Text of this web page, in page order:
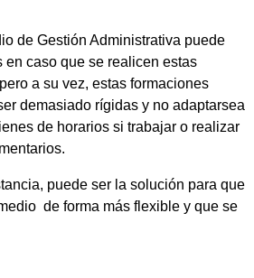
de Gestión Administrativa puede
en caso que se realicen estas
a su vez, estas formaciones
demasiado rígidas y no adaptarsea
de horarios si trabajar o realizar
puede ser la solución para que
de forma más flexible y que se